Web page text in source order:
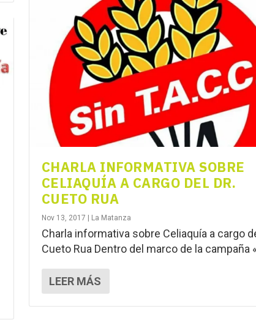
CHARLA INFORMATIVA SOBRE
CELIAQUÍA A CARGO DEL DR.
CUETO RUA
Nov 13, 2017 | La Matanza
Charla informativa sobre Celiaquía a cargo
Cueto Rua Dentro del marco de la campaña
LEER MÁS